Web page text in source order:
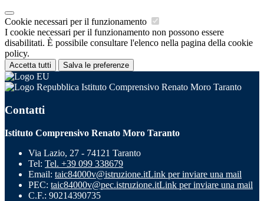
Cookie necessari per il funzionamento
I cookie necessari per il funzionamento non possono essere
disabilitati. È possibile consultare l'elenco nella pagina della cookie
policy.
Accetta tutti Salva le preferenze
Istituto Comprensivo Renato Moro Taranto
Contatti
Istituto Comprensivo Renato Moro Taranto
Via Lazio, 27 - 74121 Taranto
Tel: Tel. +39 099 338679
Email: taic84000v@istruzione.itLink per inviare una mail
PEC: taic84000v@pec.istruzione.itLink per inviare una mail
C.F.: 90214390735